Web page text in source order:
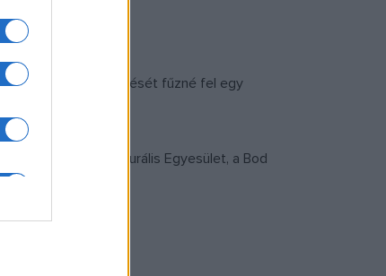
négy év daltermését fűzné fel egy
Étterem, a G. Kulturális Egyesület, a Bod